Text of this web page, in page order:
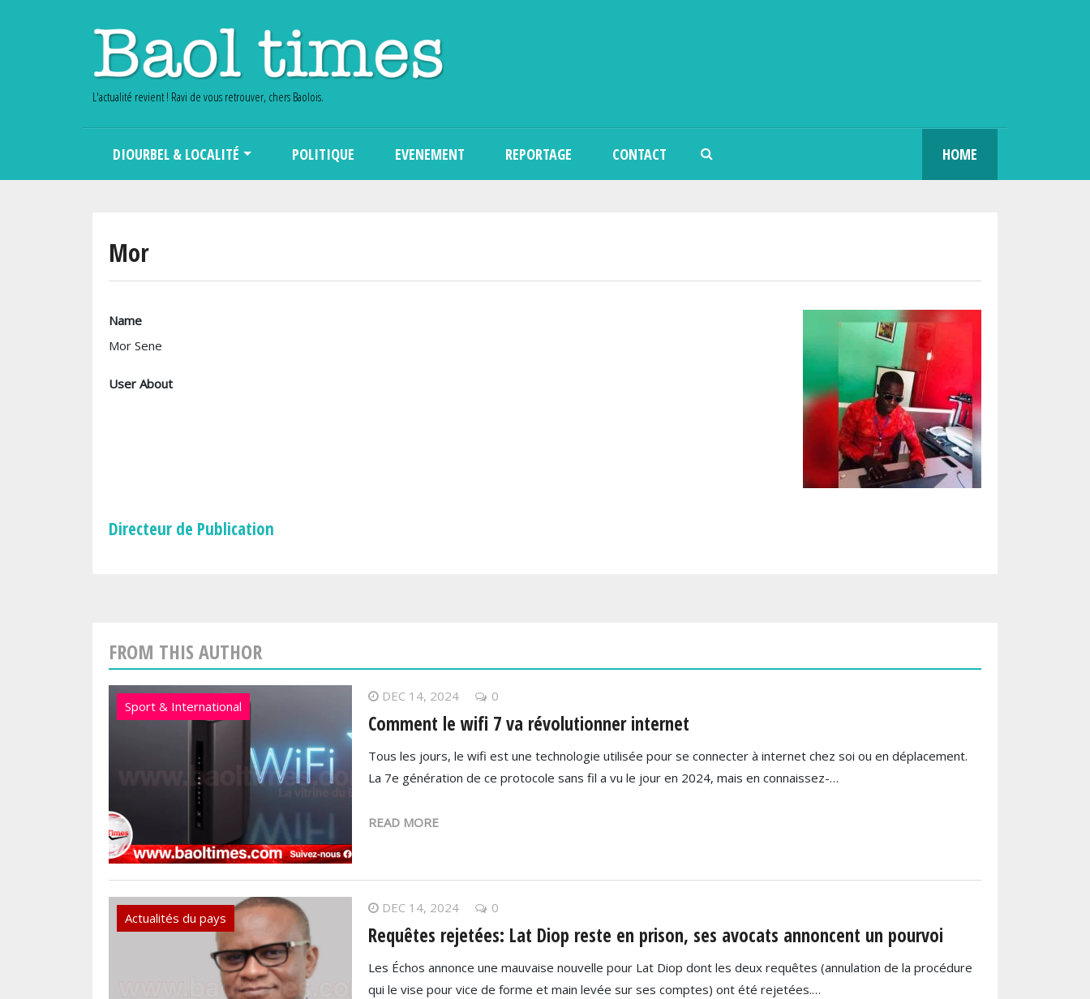
L'actualité revient ! Ravi de vous retrouver, chers Baolois.
DIOURBEL & LOCALITÉ POLITIQUE EVENEMENT REPORTAGE CONTACT HOME
Mor
Name
Mor Sene
User About
Directeur de Publication
FROM THIS AUTHOR
Sport & International
DEC 14, 2024 0
Comment le wifi 7 va révolutionner internet
Tous les jours, le wifi est une technologie utilisée pour se connecter à internet chez soi ou en déplacement.
La 7e génération de ce protocole sans fil a vu le jour en 2024, mais en connaissez-…
READ MORE
Actualités du pays
DEC 14, 2024 0
Requêtes rejetées: Lat Diop reste en prison, ses avocats annoncent un pourvoi
Les Échos annonce une mauvaise nouvelle pour Lat Diop dont les deux requêtes (annulation de la procédure
qui le vise pour vice de forme et main levée sur ses comptes) ont été rejetées.…